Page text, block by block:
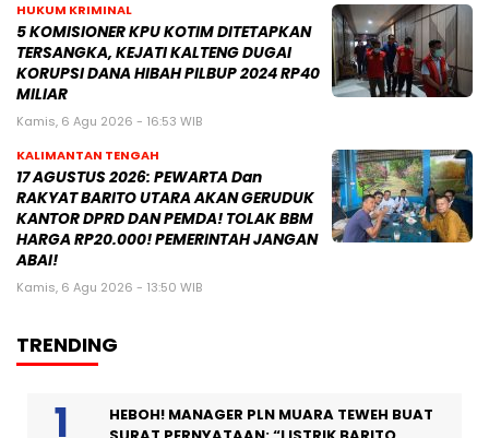
HUKUM KRIMINAL
5 KOMISIONER KPU KOTIM DITETAPKAN
TERSANGKA, KEJATI KALTENG DUGAI
KORUPSI DANA HIBAH PILBUP 2024 RP40
MILIAR
Kamis, 6 Agu 2026 - 16:53 WIB
KALIMANTAN TENGAH
17 AGUSTUS 2026: PEWARTA Dan
RAKYAT BARITO UTARA AKAN GERUDUK
KANTOR DPRD DAN PEMDA! TOLAK BBM
HARGA RP20.000! PEMERINTAH JANGAN
ABAI!
Kamis, 6 Agu 2026 - 13:50 WIB
TRENDING
HEBOH! MANAGER PLN MUARA TEWEH BUAT